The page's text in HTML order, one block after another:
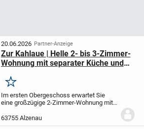
20.06.2026 Partner-Anzeige
Zur Kahlaue | Helle 2- bis 3-Zimmer-
Wohnung mit separater Küche und
Merken
Im ersten Obergeschoss erwartet Sie
eine großzügige 2-Zimmer-Wohnung mit
Freien zu genießen. Der Wohn- und
Essbereich bietet viel Platz für entspannte
63755 Alzenau